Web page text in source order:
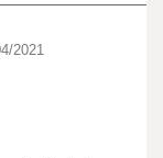
2021